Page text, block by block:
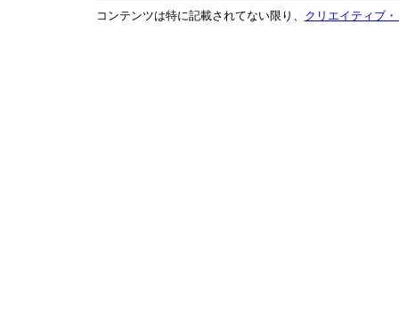
コンテンツは特に記載されてない限り、 クリエイティブ